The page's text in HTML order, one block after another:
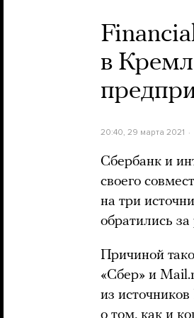
в
20:40, 29 марта 2021
Сбербанк и
своего
на три
обратились
Причиной
«Сбер» и
из
о том, как и